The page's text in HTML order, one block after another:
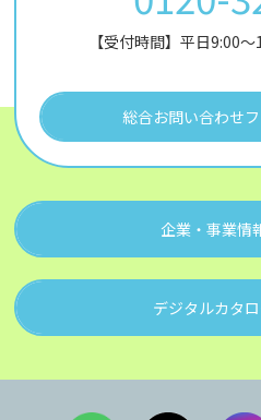
【受付時間】平日9:00
総合お問い合わせ
企業・事業情
デジタルカタ